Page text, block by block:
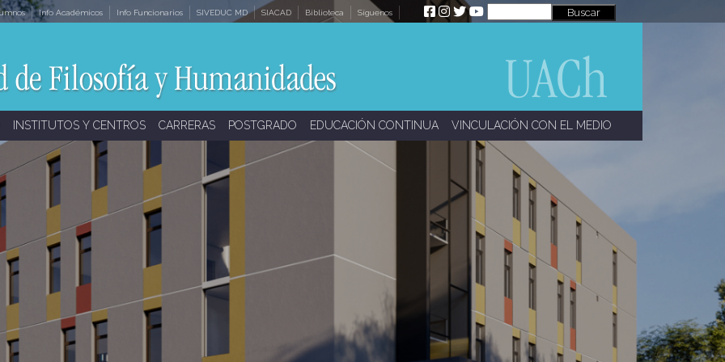
Info Académicos Info Funcionarios SIVEDUC MD SIACAD Biblioteca Síguenos
INSTITUTOS Y CENTROS CARRERAS POSTGRADO EDUCACIÓN CONTINUA VINCULACIÓN CON EL MEDIO